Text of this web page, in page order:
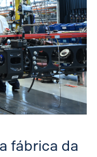
fábrica da